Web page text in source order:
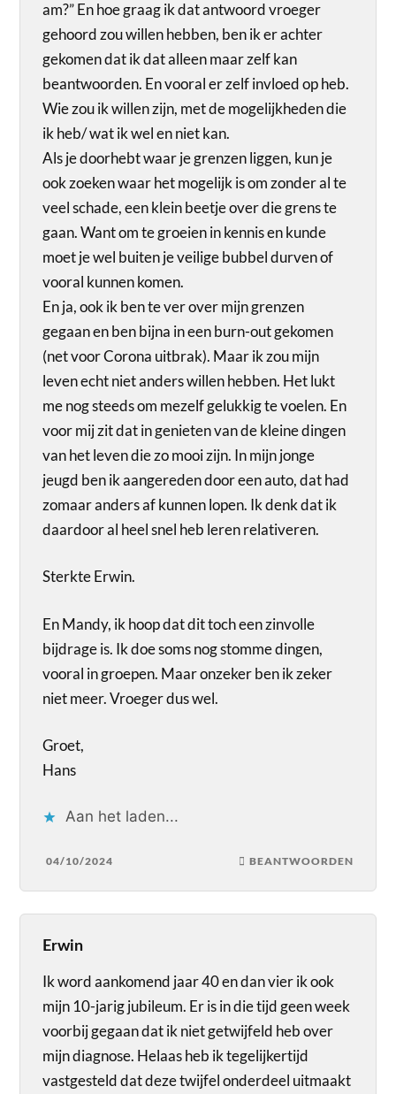
am?” En hoe graag ik dat antwoord vroeger
gehoord zou willen hebben, ben ik er achter
gekomen dat ik dat alleen maar zelf kan
beantwoorden. En vooral er zelf invloed op heb.
Wie zou ik willen zijn, met de mogelijkheden die
ik heb/ wat ik wel en niet kan.
Als je doorhebt waar je grenzen liggen, kun je
ook zoeken waar het mogelijk is om zonder al te
veel schade, een klein beetje over die grens te
gaan. Want om te groeien in kennis en kunde
moet je wel buiten je veilige bubbel durven of
vooral kunnen komen.
En ja, ook ik ben te ver over mijn grenzen
gegaan en ben bijna in een burn-out gekomen
(net voor Corona uitbrak). Maar ik zou mijn
leven echt niet anders willen hebben. Het lukt
me nog steeds om mezelf gelukkig te voelen. En
voor mij zit dat in genieten van de kleine dingen
van het leven die zo mooi zijn. In mijn jonge
jeugd ben ik aangereden door een auto, dat had
zomaar anders af kunnen lopen. Ik denk dat ik
daardoor al heel snel heb leren relativeren.
Sterkte Erwin.
En Mandy, ik hoop dat dit toch een zinvolle
bijdrage is. Ik doe soms nog stomme dingen,
vooral in groepen. Maar onzeker ben ik zeker
niet meer. Vroeger dus wel.
Groet,
Hans
Aan het laden...
04/10/2024 BEANTWOORDEN
Erwin
Ik word aankomend jaar 40 en dan vier ik ook
mijn 10-jarig jubileum. Er is in die tijd geen week
voorbij gegaan dat ik niet getwijfeld heb over
mijn diagnose. Helaas heb ik tegelijkertijd
vastgesteld dat deze twijfel onderdeel uitmaakt